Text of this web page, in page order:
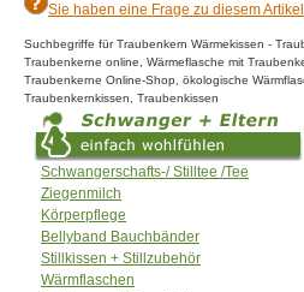
Sie haben eine Frage zu diesem
Suchbegriffe für Traubenkern Wärmekissen -
Traubenkerne online, Wärmeflasche mit
Traubenkerne Online-Shop, ökologische
Traubenkernkissen, Traubenkissen
Schwangerschafts-/ Stilltee /Tee
Ziegenmilch
Körperpflege
Bellyband Bauchbänder
Stillkissen + Stillzubehör
Wärmflaschen